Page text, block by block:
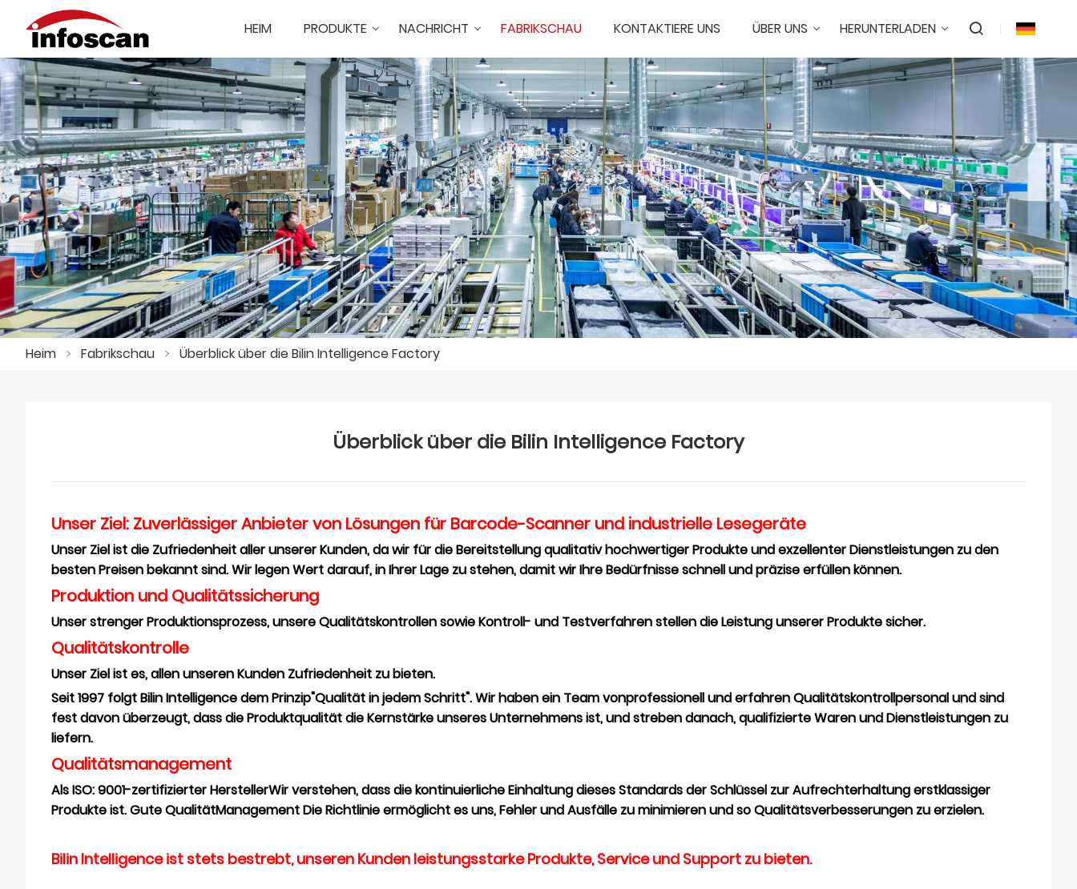
HEIM PRODUKTE NACHRICHT FABRIKSCHAU KONTAKTIERE UNS ÜBER UNS HERUNTERLADEN
Heim > Fabrikschau > Überblick über die Bilin Intelligence Factory
Überblick über die Bilin Intelligence Factory
Unser Ziel: Zuverlässiger Anbieter von Lösungen für Barcode-Scanner und industrielle Lesegeräte
Unser Ziel ist die Zufriedenheit aller unserer Kunden, da wir für die Bereitstellung qualitativ hochwertiger Produkte und exzellenter Dienstleistungen zu den
besten Preisen bekannt sind. Wir legen Wert darauf, in Ihrer Lage zu stehen, damit wir Ihre Bedürfnisse schnell und präzise erfüllen können.
Produktion und Qualitätssicherung
Unser strenger Produktionsprozess, unsere Qualitätskontrollen sowie Kontroll- und Testverfahren stellen die Leistung unserer Produkte sicher.
Qualitätskontrolle
Unser Ziel ist es, allen unseren Kunden Zufriedenheit zu bieten.
Seit 1997 folgt Bilin Intelligence dem Prinzip"Qualität in jedem Schritt". Wir haben ein Team vonprofessionell und erfahrenQualitätskontrollpersonal und sind
fest davon überzeugt, dass die Produktqualität die Kernstärke unseres Unternehmens ist, und streben danach, qualifizierte Waren und Dienstleistungen zu
liefern.
Qualitätsmanagement
Als ISO: 9001-zertifizierter HerstellerWir verstehen, dass die kontinuierliche Einhaltung dieses Standards der Schlüssel zur Aufrechterhaltung erstklassiger
Produkte ist. Gute QualitätManagementDie Richtlinie ermöglicht es uns, Fehler und Ausfälle zu minimieren und so Qualitätsverbesserungen zu erzielen.
Bilin Intelligence ist stets bestrebt, unseren Kunden leistungsstarke Produkte, Service und Support zu bieten.